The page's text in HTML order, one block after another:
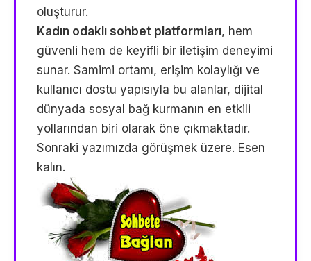
oluşturur.
Kadın odaklı sohbet platformları, hem
güvenli hem de keyifli bir iletişim deneyimi
sunar. Samimi ortamı, erişim kolaylığı ve
kullanıcı dostu yapısıyla bu alanlar, dijital
dünyada sosyal bağ kurmanın en etkili
yollarından biri olarak öne çıkmaktadır.
Sonraki yazımızda görüşmek üzere. Esen
kalın.